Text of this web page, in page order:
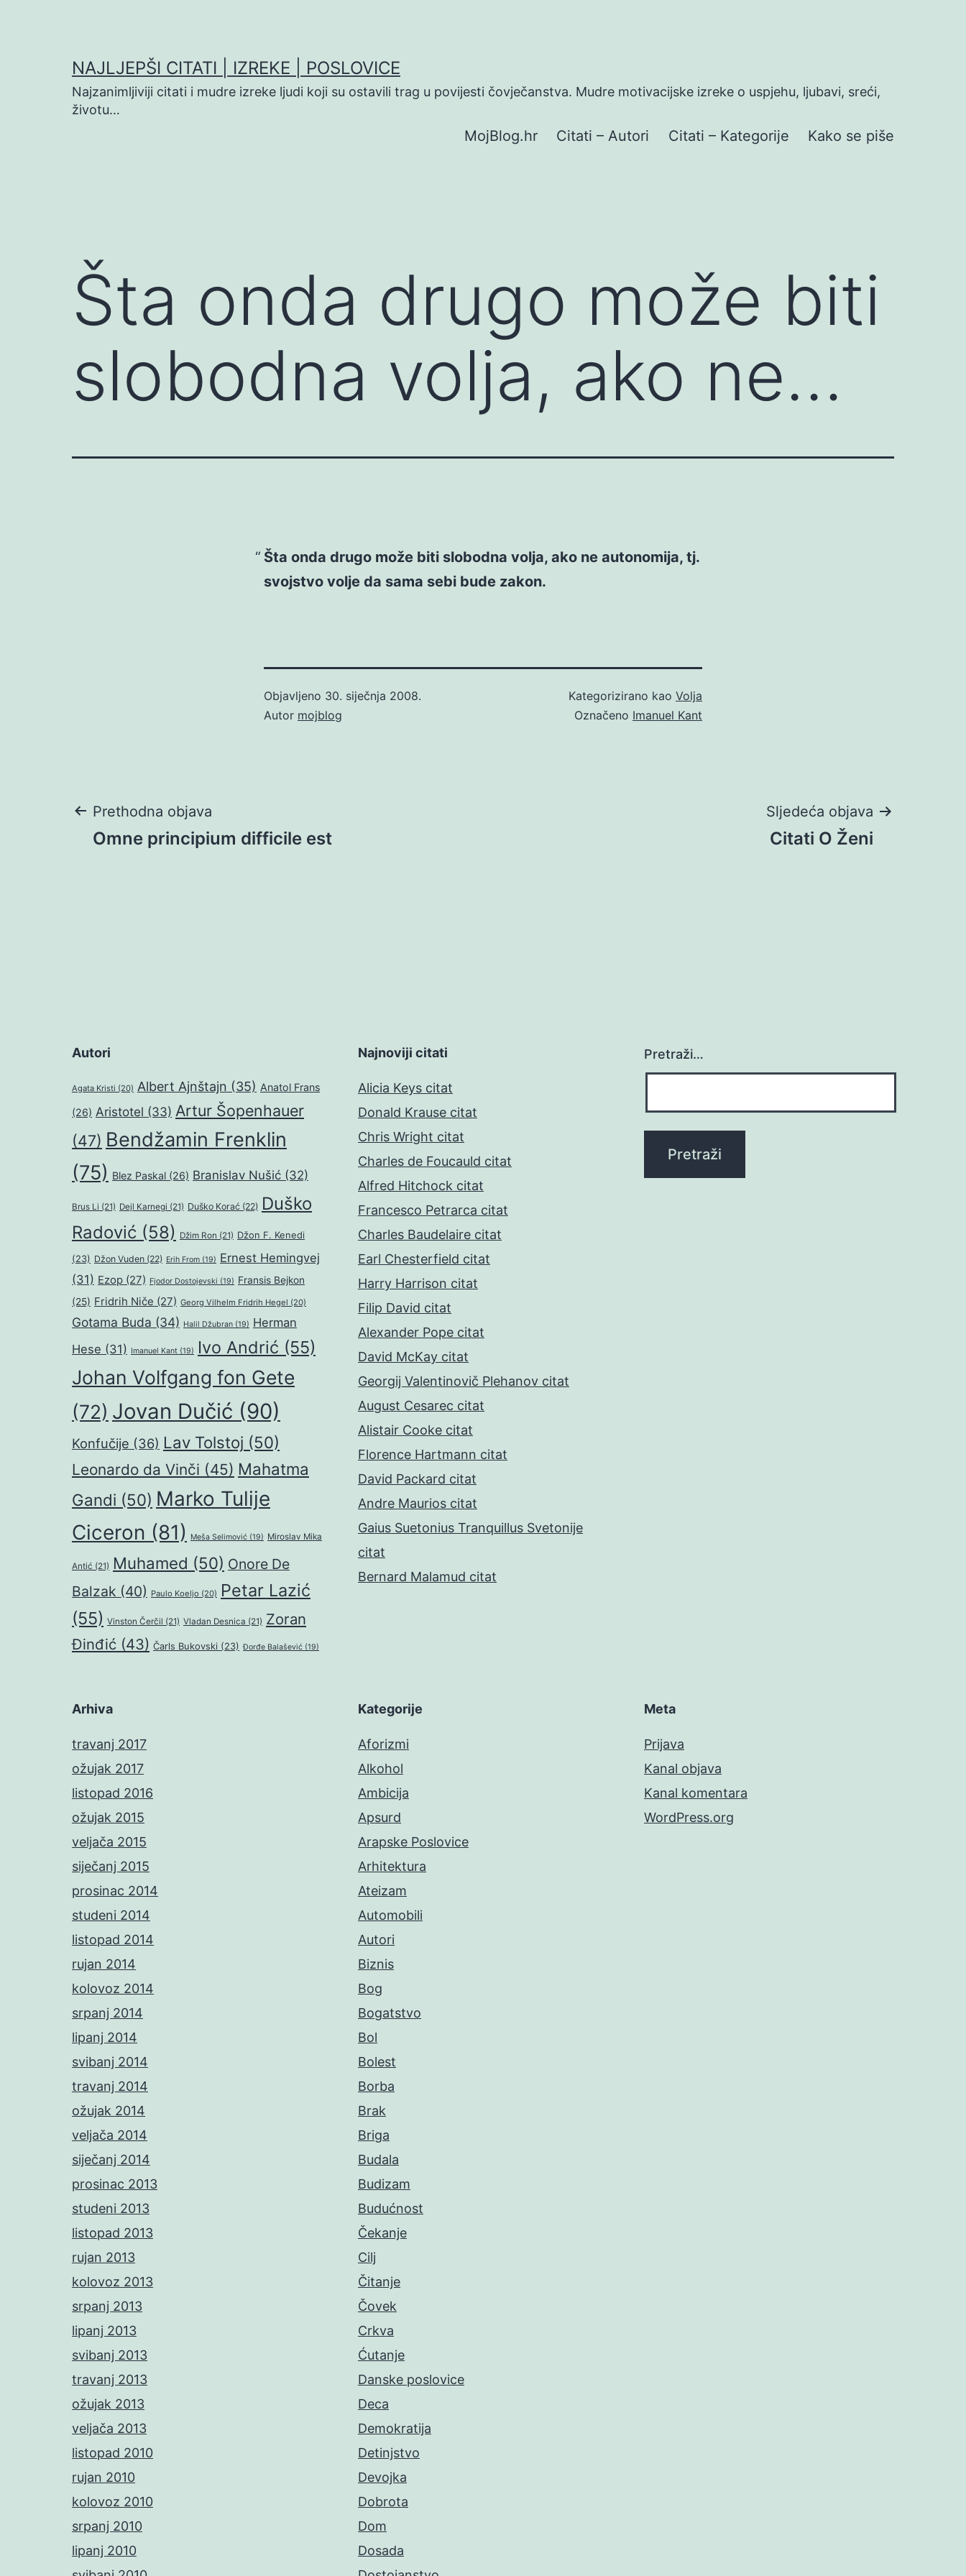
NAJLJEPŠI CITATI | IZREKE | POSLOVICE
Najzanimljiviji citati i mudre izreke ljudi koji su ostavili trag u povijesti čovječanstva. Mudre motivacijske izreke o uspjehu, ljubavi, sreći,
životu…
MojBlog.hr Citati – Autori Citati – Kategorije Kako se piše
Šta onda drugo može biti
slobodna volja, ako ne…
Šta onda drugo može biti slobodna volja, ako ne autonomija, tj.
svojstvo volje da sama sebi bude zakon.
Objavljeno 30. siječnja 2008.
Autor mojblog
Kategorizirano kao Volja
Označeno Imanuel Kant
Navigacija
Prethodna objava
Omne principium difficile est
Sljedeća objava
Citati O Ženi
Autori
Agata Kristi (20) Albert Ajnštajn (35) Anatol Frans
(26) Aristotel (33) Artur Šopenhauer
(47) Bendžamin Frenklin
(75) Blez Paskal (26) Branislav Nušić (32)
Brus Li (21) Dejl Karnegi (21) Duško Korać (22) Duško
Radović (58) Džim Ron (21) Džon F. Kenedi
(23) Džon Vuden (22) Erih From (19) Ernest Hemingvej
(31) Ezop (27) Fjodor Dostojevski (19) Fransis Bejkon
(25) Fridrih Niče (27) Georg Vilhelm Fridrih Hegel (20)
Gotama Buda (34) Halil Džubran (19) Herman
Hese (31) Imanuel Kant (19) Ivo Andrić (55)
Johan Volfgang fon Gete
(72) Jovan Dučić (90)
Konfučije (36) Lav Tolstoj (50)
Leonardo da Vinči (45) Mahatma
Gandi (50) Marko Tulije
Ciceron (81) Meša Selimović (19) Miroslav Mika
Antić (21) Muhamed (50) Onore De
Balzak (40) Paulo Koeljo (20) Petar Lazić
(55) Vinston Čerčil (21) Vladan Desnica (21) Zoran
Đinđić (43) Čarls Bukovski (23) Đorđe Balašević (19)
Najnoviji citati
Alicia Keys citat
Donald Krause citat
Chris Wright citat
Charles de Foucauld citat
Alfred Hitchock citat
Francesco Petrarca citat
Charles Baudelaire citat
Earl Chesterfield citat
Harry Harrison citat
Filip David citat
Alexander Pope citat
David McKay citat
Georgij Valentinovič Plehanov citat
August Cesarec citat
Alistair Cooke citat
Florence Hartmann citat
David Packard citat
Andre Maurios citat
Gaius Suetonius Tranquillus Svetonije
citat
Bernard Malamud citat
Pretraži…
Arhiva
travanj 2017
ožujak 2017
listopad 2016
ožujak 2015
veljača 2015
siječanj 2015
prosinac 2014
studeni 2014
listopad 2014
rujan 2014
kolovoz 2014
srpanj 2014
lipanj 2014
svibanj 2014
travanj 2014
ožujak 2014
veljača 2014
siječanj 2014
prosinac 2013
studeni 2013
listopad 2013
rujan 2013
kolovoz 2013
srpanj 2013
lipanj 2013
svibanj 2013
travanj 2013
ožujak 2013
veljača 2013
listopad 2010
rujan 2010
kolovoz 2010
srpanj 2010
lipanj 2010
Kategorije
Aforizmi
Alkohol
Ambicija
Apsurd
Arapske Poslovice
Arhitektura
Ateizam
Automobili
Autori
Biznis
Bog
Bogatstvo
Bol
Bolest
Borba
Brak
Briga
Budala
Budizam
Budućnost
Čekanje
Cilj
Čitanje
Čovek
Crkva
Ćutanje
Danske poslovice
Deca
Demokratija
Detinjstvo
Devojka
Dobrota
Dom
Dosada
Meta
Prijava
Kanal objava
Kanal komentara
WordPress.org